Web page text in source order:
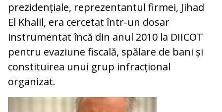
prezidențiale, reprezentantul firmei, Jihad
El Khalil, era cercetat într-un dosar
instrumentat încă din anul 2010 la DIICOT
pentru evaziune fiscală, spălare de bani și
constituirea unui grup infracțional
organizat.